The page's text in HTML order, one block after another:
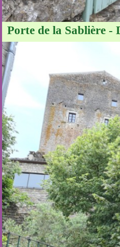
Porte de la Sablière -